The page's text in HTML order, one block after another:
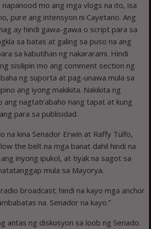
mo ang mga vlogs na ito, isa
pure ang intensyon ni Cayetano. Ang
ay hindi gawa-gawa o script para sa
sa batas at galing sa puso na ang
sa kabutihan ng nakararami. Hindi
sisilipin mo ang comment section ng
ng suporta at pag-unawa mula sa
ang iyong makikita. Nakikita ng
ang nagtatrabaho nang tapat at kung
para sa publisidad.
na kina Senador Erwin at Raffy Tulfo,
the belt na mga banat dahil hindi na
inyong ipukol, at tiyak na sagot sa
mula sa Mayorya.
broadcast; hindi na kayo mga anchor
na. Senador na kayo.”
antas ng diskusyon sa loob ng Senado.